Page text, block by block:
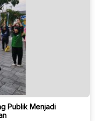
Publik Menjadi